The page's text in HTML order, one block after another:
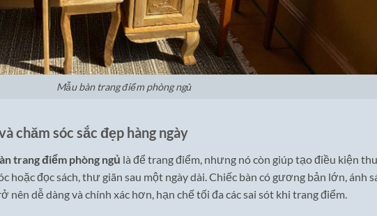
Mẫu bàn trang điểm phòng ngủ
chăm sóc sắc đẹp hàng ngày
trang điểm phòng ngủ là để trang điểm, nhưng nó còn giúp tạo điều kiện
hoặc đọc sách, thư giãn sau một ngày dài. Chiếc bàn có gương bản lớn, ánh
nên dễ dàng và chính xác hơn, hạn chế tối đa các sai sót khi trang điểm.